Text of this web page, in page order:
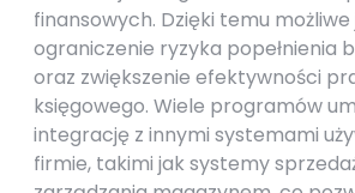
finansowych. Dzięki temu
ograniczenie ryzyka popełnienia
oraz zwiększenie efektywności
księgowego. Wiele programów
integrację z innymi systemami
firmie, takimi jak systemy